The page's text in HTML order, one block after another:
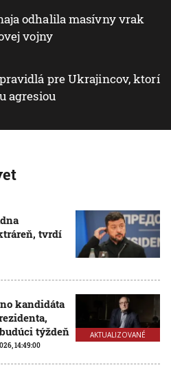
odhalila masívny vrak
vojny
pre Ukrajincov, ktorí
agresiou
tvrdí
AKTUALIZOVANÉ
kandidáta
týždeň
14:49:00